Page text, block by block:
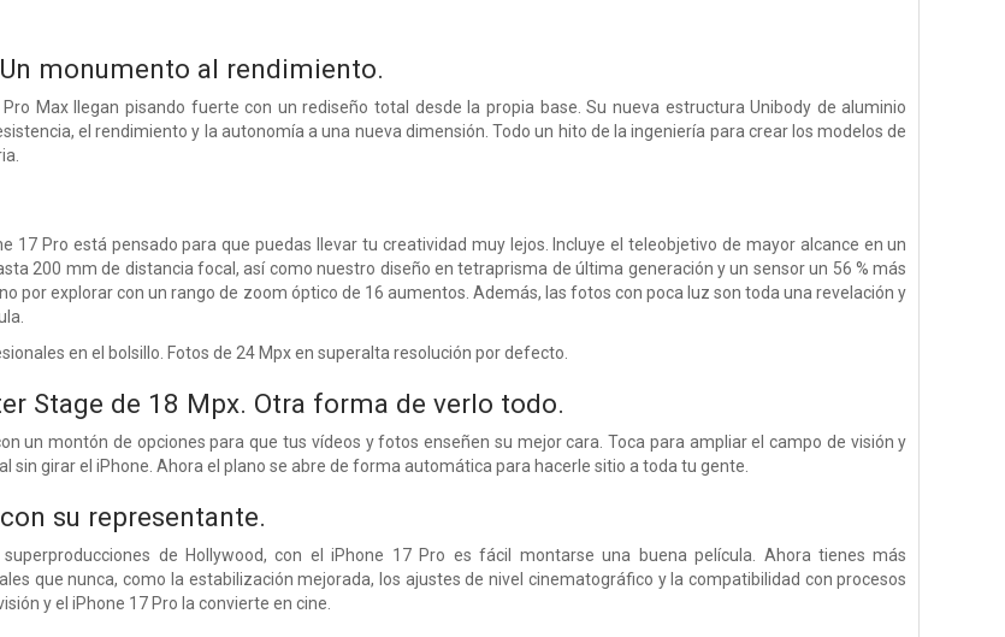
Un monumento al rendimiento.
Max llegan pisando fuerte con un rediseño total desde la propia base. Su nueva estructura Unibody de aluminio
el rendimiento y la autonomía a una nueva dimensión. Todo un hito de la ingeniería para crear los modelos de
17 Pro está pensado para que puedas llevar tu creatividad muy lejos. Incluye el teleobjetivo de mayor alcance en un
200 mm de distancia focal, así como nuestro diseño en tetraprisma de última generación y un sensor un 56 % más
por explorar con un rango de zoom óptico de 16 aumentos. Además, las fotos con poca luz son toda una revelación y
en el bolsillo. Fotos de 24 Mpx en superalta resolución por defecto.
Stage de 18 Mpx. Otra forma de verlo todo.
un montón de opciones para que tus vídeos y fotos enseñen su mejor cara. Toca para ampliar el campo de visión y
sin girar el iPhone. Ahora el plano se abre de forma automática para hacerle sitio a toda tu gente.
su representante.
de Hollywood, con el iPhone 17 Pro es fácil montarse una buena película. Ahora tienes más
que nunca, como la estabilización mejorada, los ajustes de nivel cinematográfico y la compatibilidad con procesos
y el iPhone 17 Pro la convierte en cine.